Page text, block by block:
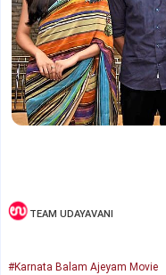
TEAM UDAYAVANI
#Karnata Balam Ajeyam Movie